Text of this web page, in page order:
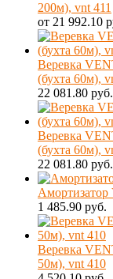
200м), vnt 411
от 21 992.10
Веревка
(бухта 60м),
22 081.80 руб.
Веревка
(бухта 60м),
22 081.80 руб.
1 485.90 руб.
Веревка
50м), vnt 410